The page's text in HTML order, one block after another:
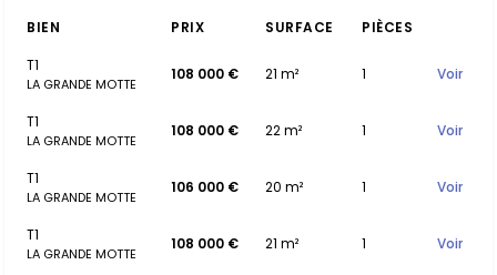
BIEN PRIX SURFACE
PIÈCES
T1
LA GRANDE MOTTE
108 000 € 21 m² 1 Voir
T1
LA GRANDE MOTTE
108 000 € 22 m² 1 Voir
T1
LA GRANDE MOTTE
106 000 € 20 m² 1 Voir
T1
LA GRANDE MOTTE
108 000 € 21 m² 1 Voir